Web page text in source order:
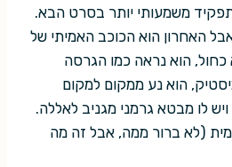
תפקיד משמעותי יותר בסרט הבא.
האחרון הוא הכוכב האמיתי של
כחול, הוא נראה כמו הגרסה
הוא נע ממקום למקום
לו מבטא גרמני מגניב לאללה.
(לא ברור ממה, אבל זה מה